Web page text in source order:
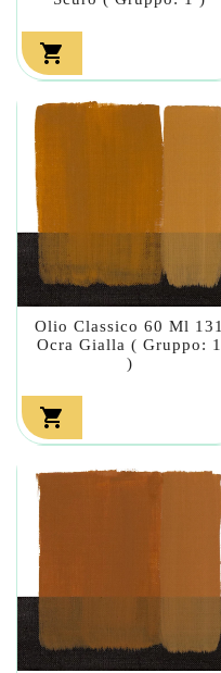

Olio Classico 60 Ml 131
Ocra Gialla ( Gruppo: 1
)
